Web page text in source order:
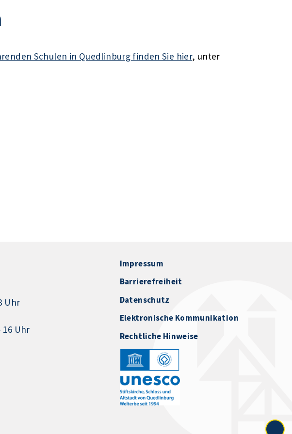
Schulen in Quedlinburg finden Sie hier, unter
Uhr
16 Uhr
Impressum
Barrierefreiheit
Datenschutz
Elektronische Kommunikation
Rechtliche Hinweise